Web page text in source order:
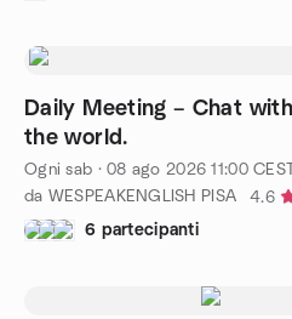
Daily Meeting – Chat
the world.
Ogni sab ·08 ago 2026 11:00
da WESPEAKENGLISH PISA
4.6
6 partecipanti